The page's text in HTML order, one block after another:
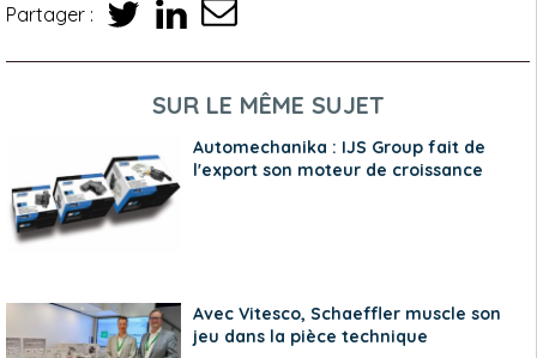
Partager :
SUR LE MÊME SUJET
Automechanika : IJS Group fait de
l'export son moteur de croissance
Avec Vitesco, Schaeffler muscle son
jeu dans la pièce technique